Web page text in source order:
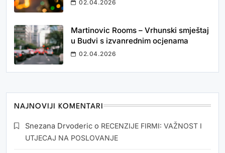
02.04.2026
Martinovic Rooms – Vrhunski smještaj
u Budvi s izvanrednim ocjenama
02.04.2026
NAJNOVIJI KOMENTARI
Snezana Drvoderic o RECENZIJE FIRMI: VAŽNOST I
UTJECAJ NA POSLOVANJE